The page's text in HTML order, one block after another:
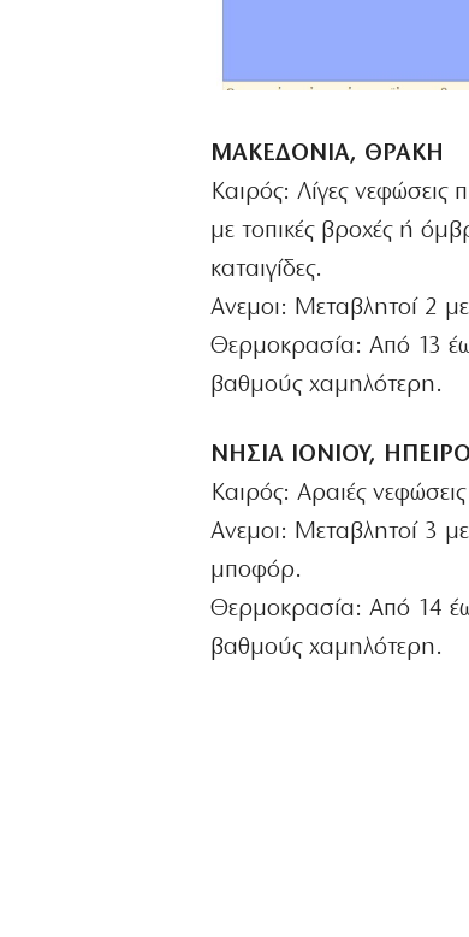
ΜΑΚΕΔΟΝΙΑ, ΘΡΑΚΗ
Καιρός: Λίγες νεφώσεις
με τοπικές βροχές ή
καταιγίδες.
Ανεμοι: Μεταβλητοί 2
Θερμοκρασία: Από 13
βαθμούς χαμηλότερη.
ΝΗΣΙΑ ΙΟΝΙΟΥ,
Καιρός: Αραιές
Ανεμοι: Μεταβλητοί 3
μποφόρ.
Θερμοκρασία: Από 14
βαθμούς χαμηλότερη.